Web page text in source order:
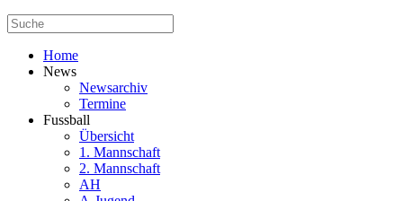
Home
News
Newsarchiv
Termine
Fussball
Übersicht
1. Mannschaft
2. Mannschaft
AH